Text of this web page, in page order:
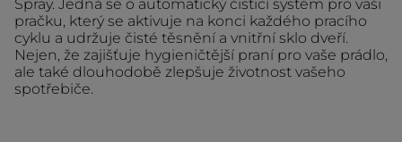
Spray. Jedná se o automatický čisticí systém pro vaši
pračku, který se aktivuje na konci každého pracího
cyklu a udržuje čisté těsnění a vnitřní sklo dveří.
Nejen, že zajišťuje hygieničtější praní pro vaše prádlo,
ale také dlouhodobě zlepšuje životnost vašeho
spotřebiče.